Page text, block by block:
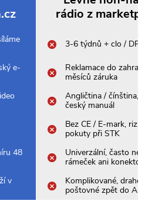
rádio z
3-6 týdnů + clo /
e-
Reklamace do
měsíců záruka
Angličtina / čínština,
český manuál
Bez CE / E-mark,
pokuty při STK
48
Univerzální, často
rámeček ani konektor
v
Komplikované, drahé
poštovné zpět do